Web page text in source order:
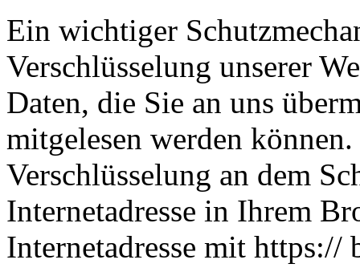
Ein wichtiger
Verschlüsselung unserer
Daten, die Sie an uns
mitgelesen werden
Verschlüsselung an dem
Internetadresse in Ihrem
Internetadresse mit